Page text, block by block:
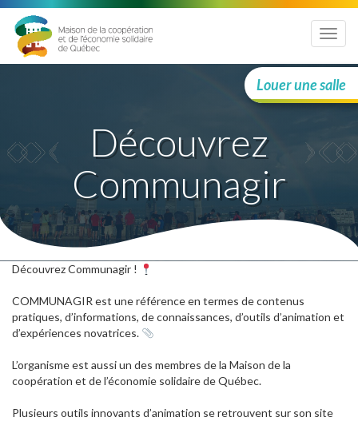
Menu
Louer une salle
Découvrez
Communagir
Découvrez Communagir !
COMMUNAGIR est une référence en termes de contenus
pratiques, d’informations, de connaissances, d’outils d’animation et
d’expériences novatrices.
L’organisme est aussi un des membres de la Maison de la
coopération et de l’économie solidaire de Québec.
Plusieurs outils innovants d’animation se retrouvent sur son site